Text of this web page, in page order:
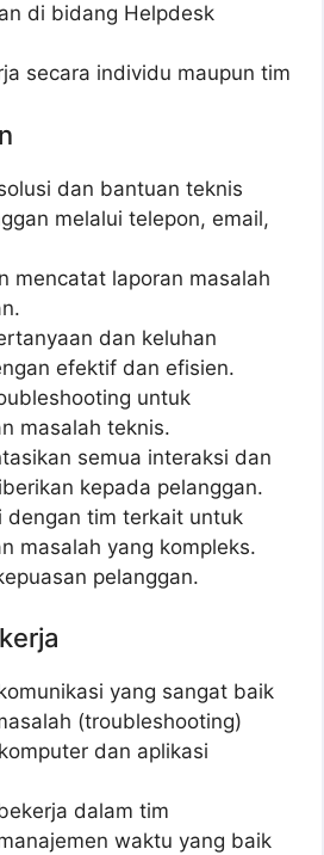
di bidang Helpdesk
secara individu maupun tim
dan bantuan teknis
melalui telepon, email,
mencatat laporan masalah
dan keluhan
efektif dan efisien.
untuk
masalah teknis.
semua interaksi dan
kepada pelanggan.
dengan tim terkait untuk
masalah yang kompleks.
pelanggan.
yang sangat baik
(troubleshooting)
dan aplikasi
dalam tim
waktu yang baik